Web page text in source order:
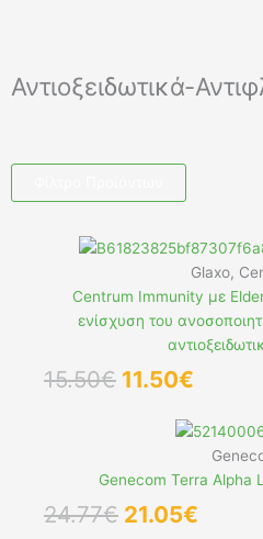
Αντιοξειδωτικά-
Glaxo,
Centrum Immunity με
ενίσχυση του
15.50€ Original
11.50€
τιμή
είναι:
Genecom Terra Alpha
24.77€ Original
21.05€